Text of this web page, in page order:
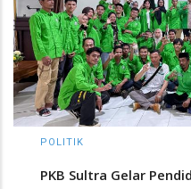
POLITIK
PKB Sultra Gelar